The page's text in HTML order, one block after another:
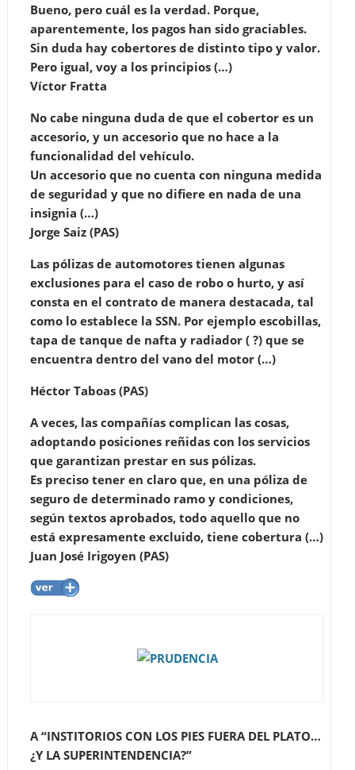
Bueno, pero cuál es la verdad. Porque,
aparentemente, los pagos han sido graciables.
Sin duda hay cobertores de distinto tipo y valor.
Pero igual, voy a los principios (…)
Víctor Fratta
No cabe ninguna duda de que el cobertor es un
accesorio, y un accesorio que no hace a la
funcionalidad del vehículo.
Un accesorio que no cuenta con ninguna medida
de seguridad y que no difiere en nada de una
insignia (…)
Jorge Saiz (PAS)
Las pólizas de automotores tienen algunas
exclusiones para el caso de robo o hurto, y así
consta en el contrato de manera destacada, tal
como lo establece la SSN. Por ejemplo escobillas,
tapa de tanque de nafta y radiador ( ?) que se
encuentra dentro del vano del motor (…)
Héctor Taboas (PAS)
A veces, las compañías complican las cosas,
adoptando posiciones reñidas con los servicios
que garantizan prestar en sus pólizas.
Es preciso tener en claro que, en una póliza de
seguro de determinado ramo y condiciones,
según textos aprobados, todo aquello que no
está expresamente excluido, tiene cobertura (…)
Juan José Irigoyen (PAS)
A “INSTITORIOS CON LOS PIES FUERA DEL PLATO…
¿Y LA SUPERINTENDENCIA?”